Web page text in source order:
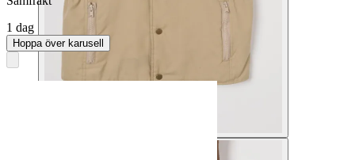
1 dag
Hoppa över karusell